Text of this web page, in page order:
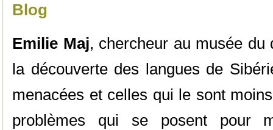
Blog
Emilie Maj, chercheur au musée du
la découverte des langues de
menacées et celles qui le sont
problèmes qui se posent pour